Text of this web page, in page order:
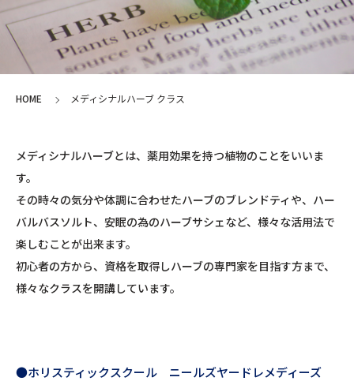
HOME メディシナルハーブ クラス
メディシナルハーブとは、薬用効果を持つ植物のことをいいま
す。
その時々の気分や体調に合わせたハーブのブレンドティや、ハー
バルバスソルト、安眠の為のハーブサシェなど、様々な活用法で
楽しむことが出来ます。
初心者の方から、資格を取得しハーブの専門家を目指す方まで、
様々なクラスを開講しています。
●ホリスティックスクール ニールズヤードレメディーズ